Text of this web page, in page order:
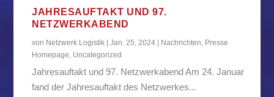
JAHRESAUFTAKT UND 97.
NETZWERKABEND
von Netzwerk Logistik |Jan. 25, 2024 Nachrichten, Presse
Homepage, Uncategorized
Jahresauftakt und 97. Netzwerkabend Am 24. Januar
fand der Jahresauftakt des Netzwerkes...